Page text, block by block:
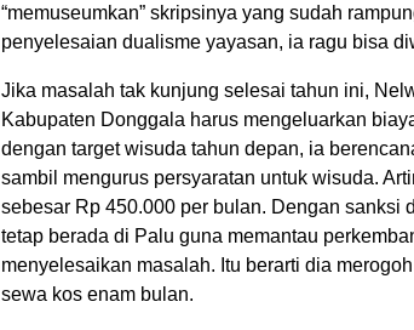
“memuseumkan” skripsinya yang sudah
penyelesaian dualisme yayasan, ia ragu bisa
Jika masalah tak kunjung selesai tahun ini,
Kabupaten Donggala harus mengeluarkan
dengan target wisuda tahun depan, ia
sambil mengurus persyaratan untuk wisuda.
sebesar Rp 450.000 per bulan. Dengan sanksi
tetap berada di Palu guna memantau
menyelesaikan masalah. Itu berarti dia
sewa kos enam bulan.